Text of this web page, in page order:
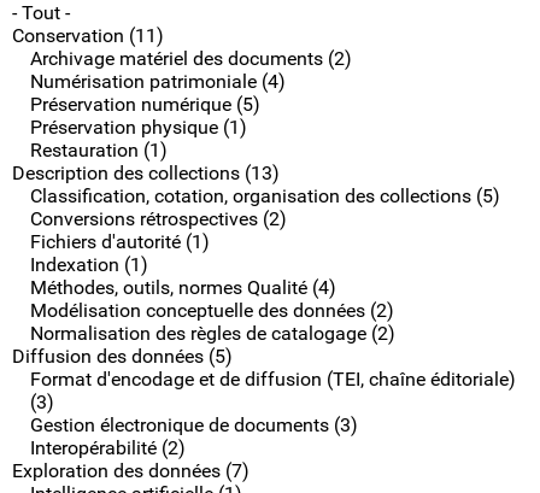
- Tout -
Conservation (11)
Archivage matériel des documents (2)
Numérisation patrimoniale (4)
Préservation numérique (5)
Préservation physique (1)
Restauration (1)
Description des collections (13)
Classification, cotation, organisation des collections (5)
Conversions rétrospectives (2)
Fichiers d'autorité (1)
Indexation (1)
Méthodes, outils, normes Qualité (4)
Modélisation conceptuelle des données (2)
Normalisation des règles de catalogage (2)
Diffusion des données (5)
Format d'encodage et de diffusion (TEI, chaîne éditoriale)
(3)
Gestion électronique de documents (3)
Interopérabilité (2)
Exploration des données (7)